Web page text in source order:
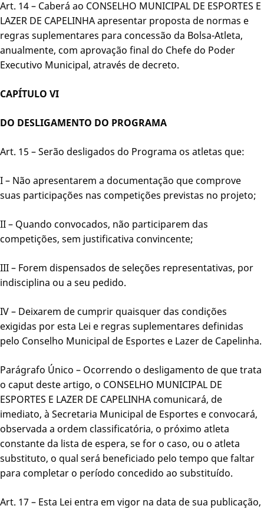
Art. 14 – Caberá ao CONSELHO MUNICIPAL DE ESPORTES E
LAZER DE CAPELINHA apresentar proposta de normas e
regras suplementares para concessão da Bolsa-Atleta,
anualmente, com aprovação final do Chefe do Poder
Executivo Municipal, através de decreto.
CAPÍTULO VI
DO DESLIGAMENTO DO PROGRAMA
Art. 15 – Serão desligados do Programa os atletas que:
I – Não apresentarem a documentação que comprove
suas participações nas competições previstas no projeto;
II – Quando convocados, não participarem das
competições, sem justificativa convincente;
III – Forem dispensados de seleções representativas, por
indisciplina ou a seu pedido.
IV – Deixarem de cumprir quaisquer das condições
exigidas por esta Lei e regras suplementares definidas
pelo Conselho Municipal de Esportes e Lazer de Capelinha.
Parágrafo Único – Ocorrendo o desligamento de que trata
o caput deste artigo, o CONSELHO MUNICIPAL DE
ESPORTES E LAZER DE CAPELINHA comunicará, de
imediato, à Secretaria Municipal de Esportes e convocará,
observada a ordem classificatória, o próximo atleta
constante da lista de espera, se for o caso, ou o atleta
substituto, o qual será beneficiado pelo tempo que faltar
para completar o período concedido ao substituído.
Art. 17 – Esta Lei entra em vigor na data de sua publicação,